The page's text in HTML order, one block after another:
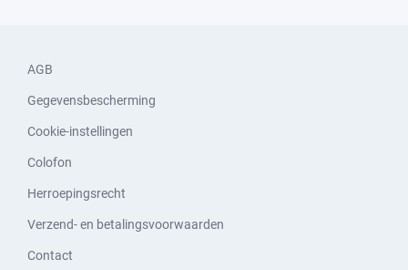
AGB
Gegevensbescherming
Cookie-instellingen
Colofon
Herroepingsrecht
Verzend- en betalingsvoorwaarden
Contact